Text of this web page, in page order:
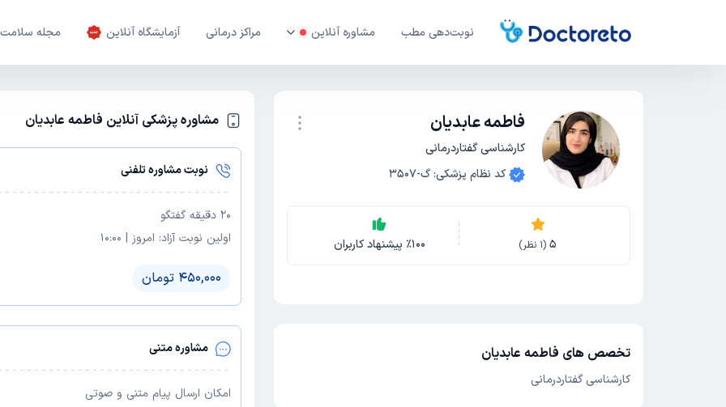
نوبت‌دهی مطب مشاوره آنلاین مراکز درمانی آزمایشگاه آنلاین مجله سلامت
فاطمه عابدیان
کارشناسی گفتاردرمانی
کد نظام پزشکی:گ-3507
5
(
1 نظر) ٪100 پیشنهاد کاربران
مشاوره پزشکی آنلاین فاطمه عابدیان
نوبت مشاوره تلفنی
20 دقیقه گفتگو
اولین نوبت آزاد: امروز |
10:00
450,000 تومان
مشاوره متنی
امکان ارسال پیام متنی و صوتی
تخصص های فاطمه عابدیان
کارشناسی گفتاردرمانی